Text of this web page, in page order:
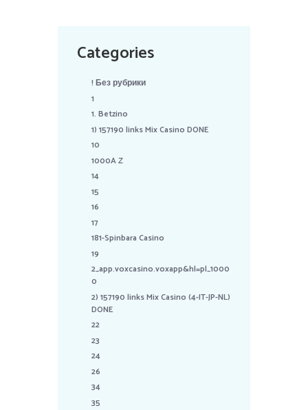
Categories
! Без рубрики
1
1. Betzino
1) 157190 links Mix Casino DONE
10
1000A Z
14
15
16
17
181-Spinbara Casino
19
2_app.voxcasino.voxapp&hl=pl_1000
0
2) 157190 links Mix Casino (4-IT-JP-NL)
DONE
22
23
24
26
34
35